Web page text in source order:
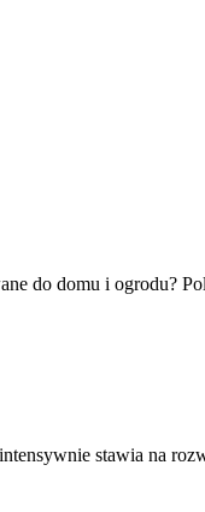
do domu i ogrodu?
stawia na